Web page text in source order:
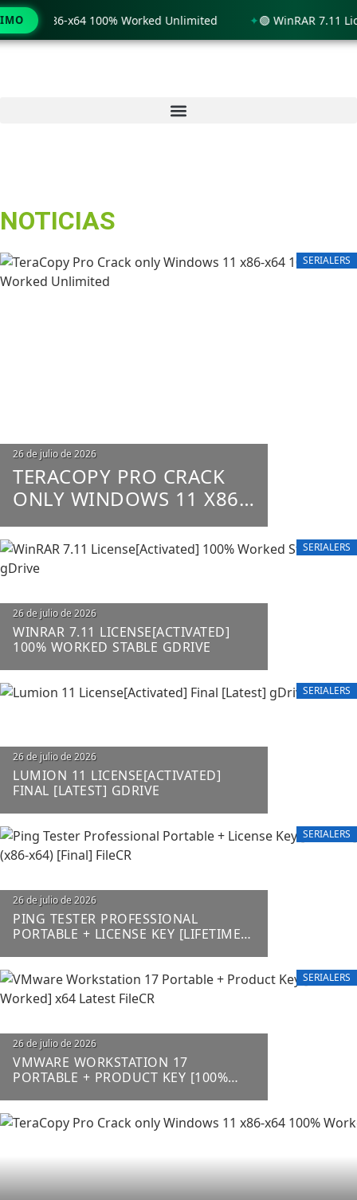
NOTICIAS
SERIALERS
26 de julio de 2026
TERACOPY PRO CRACK
ONLY WINDOWS 11 X86-
X64 100% WORKED
UNLIMITED
SERIALERS
26 de julio de 2026
WINRAR 7.11 LICENSE[ACTIVATED]
100% WORKED STABLE GDRIVE
SERIALERS
26 de julio de 2026
LUMION 11 LICENSE[ACTIVATED]
FINAL [LATEST] GDRIVE
SERIALERS
26 de julio de 2026
PING TESTER PROFESSIONAL
PORTABLE + LICENSE KEY [LIFETIME]
SERIALERS
26 de julio de 2026
VMWARE WORKSTATION 17
PORTABLE + PRODUCT KEY [100%
x64 100% Worked Unlimited 🟢 WinRAR 7.11